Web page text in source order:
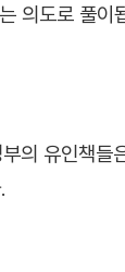
의도로 풀이
의 유인책들